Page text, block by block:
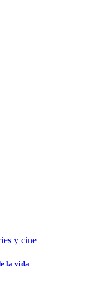
y cine
la vida